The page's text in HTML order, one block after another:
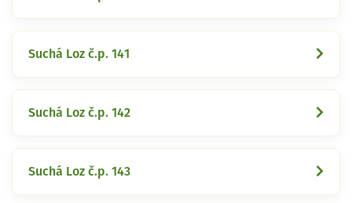
Suchá Loz č.p. 141
Suchá Loz č.p. 142
Suchá Loz č.p. 143